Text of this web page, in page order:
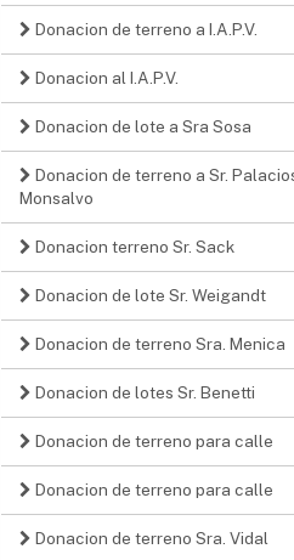
Donacion de terreno a I.A.P.V.
Donacion al I.A.P.V.
Donacion de lote a Sra Sosa
Donacion de terreno a Sr.
Monsalvo
Donacion terreno Sr. Sack
Donacion de lote Sr. Weigandt
Donacion de terreno Sra. Menica
Donacion de lotes Sr. Benetti
Donacion de terreno para calle
Donacion de terreno para calle
Donacion de terreno Sra. Vidal